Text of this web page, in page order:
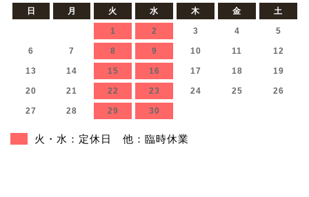
日 月 火 水 木 金 土
1 2 3 4 5
6 7 8 9 10 11 12
13 14 15 16 17 18 19
20 21 22 23 24 25 26
27 28 29 30
火・水：定休日 他：臨時休業